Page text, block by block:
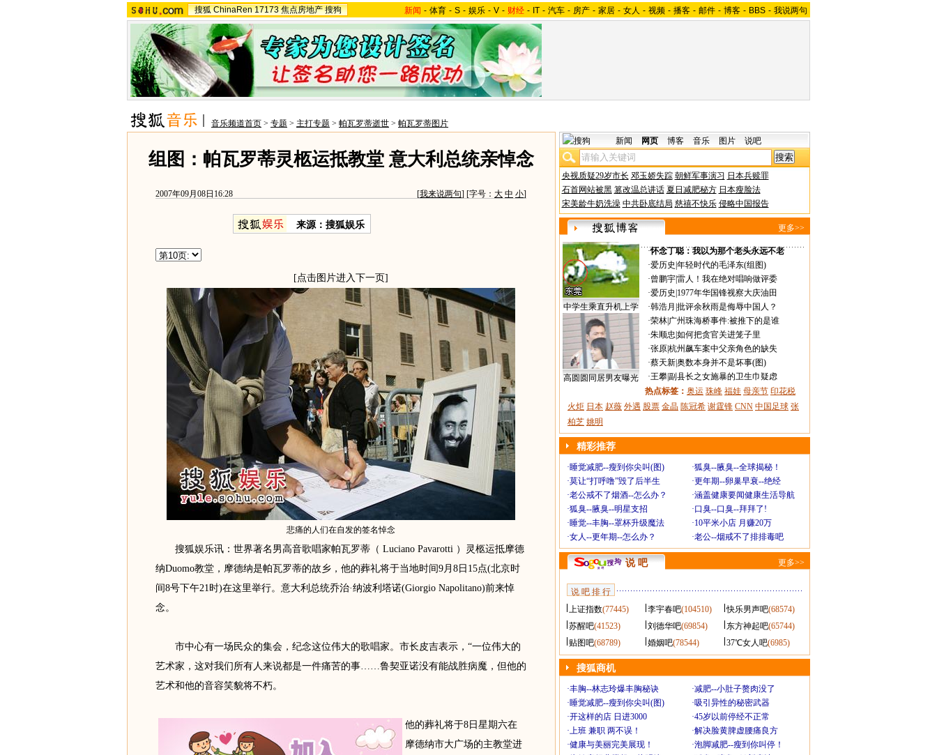
搜狐 ChinaRen 17173 焦点房地产 搜狗 新闻 - 体育 - S - 娱乐 - V - 财经 - IT - 汽车 - 房产 - 家居 - 女人 - 视频 - 播客 - 邮件 - 博客 - BBS - 我说两句
音乐频道首页 > 专题 > 主打专题 > 帕瓦罗蒂逝世 > 帕瓦罗蒂图片
组图：帕瓦罗蒂灵柩运抵教堂 意大利总统亲悼念
2007年09月08日16:28 [我来说两句] [字号： 大 中 小]
来源：搜狐娱乐
[点击图片进入下一页]
悲痛的人们在自发的签名悼念
搜狐娱乐讯：世界著名男高音歌唱家帕瓦罗蒂（ Luciano Pavarotti ）灵柩运抵摩德
纳Duomo教堂，摩德纳是帕瓦罗蒂的故乡，他的葬礼将于当地时间9月8日15点(北京时
间8号下午21时)在这里举行。意大利总统乔治·纳波利塔诺(Giorgio Napolitano)前来悼
念。
市中心有一场民众的集会，纪念这位伟大的歌唱家。市长皮吉表示，“一位伟大的
艺术家，这对我们所有人来说都是一件痛苦的事……鲁契亚诺没有能战胜病魔，但他的
艺术和他的音容笑貌将不朽。
他的葬礼将于8日星期六在
摩德纳市大广场的主教堂进
新闻 网页 博客 音乐 图片 说吧
央视质疑29岁市长 邓玉娇失踪 朝鲜军事演习 日本兵赎罪
石首网站被黑 篡改温总讲话 夏日减肥秘方 日本瘦脸法
宋美龄牛奶洗澡 中共卧底结局 慈禧不快乐 侵略中国报告
更多>>
中学生乘直升机上学
高圆圆同居男友曝光
·怀念丁聪：我以为那个老头永远不老
·爱历史 年轻时代的毛泽东(组图)
·曾鹏宇|雷人！我在绝对唱响做评委
·爱历史 1977年华国锋视察大庆油田
·韩浩月 批评余秋雨是侮辱中国人？
·荣林| 广州珠海桥事件:被推下的是谁
·朱顺忠 如何把贪官关进笼子里
·张原|杭州飙车案中父亲角色的缺失
·蔡天新|奥数本身并不是坏事(图)
·王攀|副县长之女施暴的卫生巾疑虑
热点标签： 奥运 珠峰 福娃 母亲节 印花税
火炬 日本 赵薇 外遇 股票 金晶 陈冠希 谢霆锋 CNN 中国足球 张
柏芝 姚明
精彩推荐
·睡觉减肥--瘦到你尖叫(图) ·狐臭--腋臭--全球揭秘！
·莫让“打呼噜”毁了后半生 ·更年期--卵巢早衰--绝经
·老公戒不了烟酒--怎么办？ ·涵盖健康要闻健康生活导航
·狐臭--腋臭--明星支招 ·口臭--口臭--拜拜了!
·睡觉--丰胸--罩杯升级魔法 ·10平米小店 月赚20万
·女人--更年期--怎么办？ ·老公--烟戒不了排排毒吧
说 吧 更多>>
说 吧 排 行
上证指数(77445) 李宇春吧(104510) 快乐男声吧(68574)
苏醒吧(41523) 刘德华吧(69854) 东方神起吧(65744)
贴图吧(68789) 婚姻吧(78544) 37℃女人吧(6985)
搜狐商机
·丰胸--林志玲爆丰胸秘诀 ·减肥--小肚子赘肉没了
·睡觉减肥--瘦到你尖叫(图) ·吸引异性的秘密武器
·开这样的店 日进3000 ·45岁以前停经不正常
·上班 兼职 两不误！ ·解决脸黄脾虚腰痛良方
·健康与美丽完美展现！ ·泡脚减肥--瘦到你叫停！